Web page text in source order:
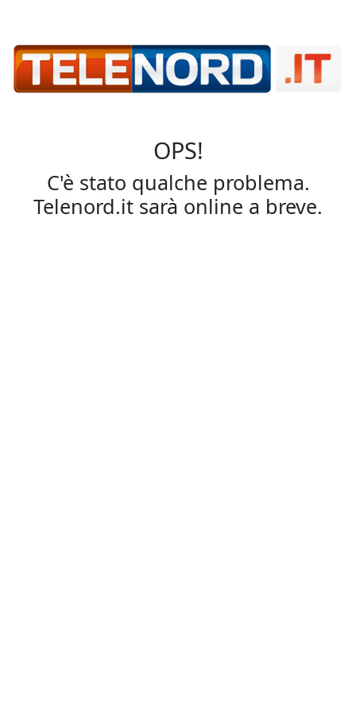
OPS!
C'è stato qualche problema.
Telenord.it sarà online a breve.